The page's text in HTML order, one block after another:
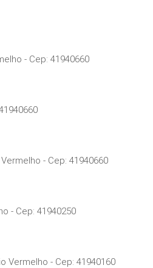
- Cep: 41940660
- Cep: 41940660
- Cep: 41940250
Vermelho - Cep: 41940160